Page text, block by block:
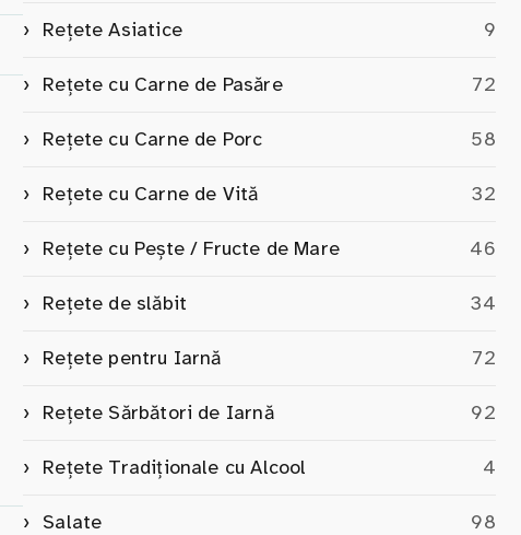
Rețete Asiatice 9
Rețete cu Carne de Pasăre 72
Rețete cu Carne de Porc 58
Rețete cu Carne de Vită 32
Rețete cu Pește / Fructe de Mare 46
Rețete de slăbit 34
Rețete pentru Iarnă 72
Rețete Sărbători de Iarnă 92
Rețete Tradiționale cu Alcool 4
Salate 98